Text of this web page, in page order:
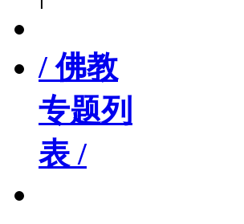
/ 佛教
专题列
表 /